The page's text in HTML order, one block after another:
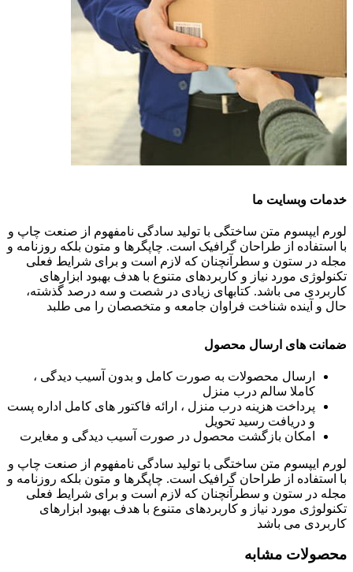
خدمات وبسایت ما
لورم ایپسوم متن ساختگی با تولید سادگی نامفهوم از صنعت چاپ و
با استفاده از طراحان گرافیک است. چاپگرها و متون بلکه روزنامه و
مجله در ستون و سطرآنچنان که لازم است و برای شرایط فعلی
تکنولوژی مورد نیاز و کاربردهای متنوع با هدف بهبود ابزارهای
کاربردی می باشد. کتابهای زیادی در شصت و سه درصد گذشته،
حال و آینده شناخت فراوان جامعه و متخصصان را می طلبد
ضمانت های ارسال محصول
ارسال محصولات به صورت کامل و بدون آسیب دیدگی ،
کاملا سالم درب منزل
پرداخت هزینه درب منزل ، ارائه فاکتور های کامل اداره پست
و دریافت رسید تحویل
امکان بازگشت محصول در صورت آسیب دیدگی و مغایرت
لورم ایپسوم متن ساختگی با تولید سادگی نامفهوم از صنعت چاپ و
با استفاده از طراحان گرافیک است. چاپگرها و متون بلکه روزنامه و
مجله در ستون و سطرآنچنان که لازم است و برای شرایط فعلی
تکنولوژی مورد نیاز و کاربردهای متنوع با هدف بهبود ابزارهای
کاربردی می باشد
محصولات مشابه